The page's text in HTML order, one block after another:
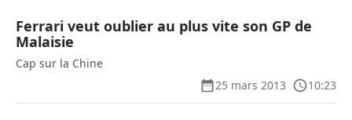
Ferrari veut oublier au plus vite son GP de
Malaisie
Cap sur la Chine
25 mars 2013
10:23